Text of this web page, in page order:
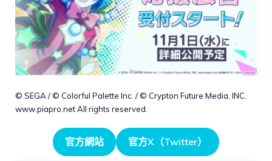
© SEGA / © Colorful Palette Inc. / © Crypton Future Media, INC.
www.piapro.net All rights reserved.
官方網站 官方X（Twitter）